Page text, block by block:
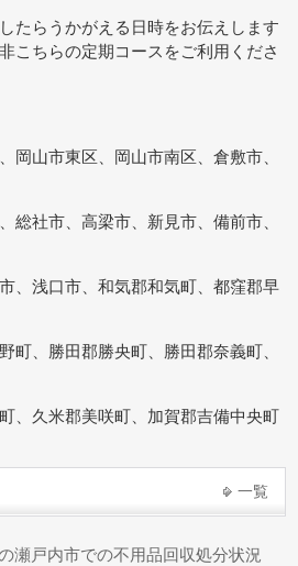
たらうかがえる日時をお伝えします
こちらの定期コースをご利用くださ
岡山市東区、岡山市南区、倉敷市、
総社市、高梁市、新見市、備前市、
、浅口市、和気郡和気町、都窪郡早
町、勝田郡勝央町、勝田郡奈義町、
、久米郡美咲町、加賀郡吉備中央町
一覧
瀬戸内市での不用品回収処分状況